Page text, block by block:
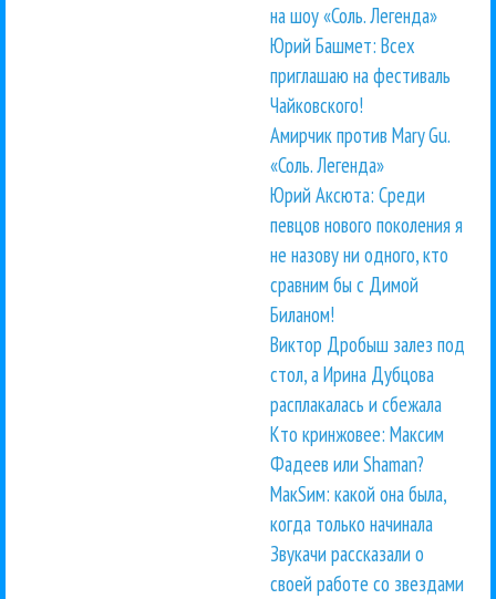
на шоу «Соль. Легенда»
Юрий Башмет: Всех
приглашаю на фестиваль
Чайковского!
Амирчик против Mary Gu.
«Соль. Легенда»
Юрий Аксюта: Среди
певцов нового поколения я
не назову ни одного, кто
сравним бы с Димой
Биланом!
Виктор Дробыш залез под
стол, а Ирина Дубцова
расплакалась и сбежала
Кто кринжовее: Максим
Фадеев или Shaman?
МакSим: какой она была,
когда только начинала
Звукачи рассказали о
своей работе со звездами